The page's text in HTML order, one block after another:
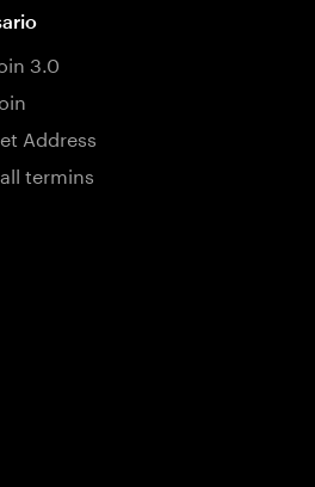
3.0
Address
termins